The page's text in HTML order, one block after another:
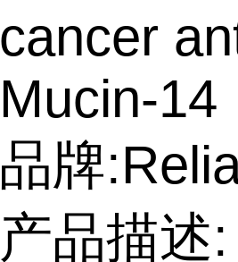
cancer
Mucin-14
品牌
产品描述: